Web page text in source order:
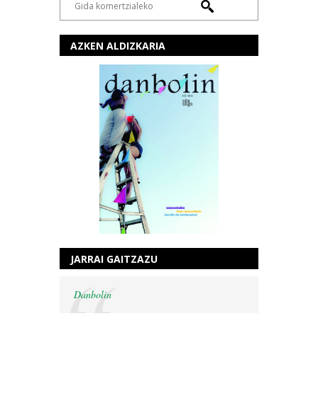
AZKEN ALDIZKARIA
JARRAI GAITZAZU
Danbolin